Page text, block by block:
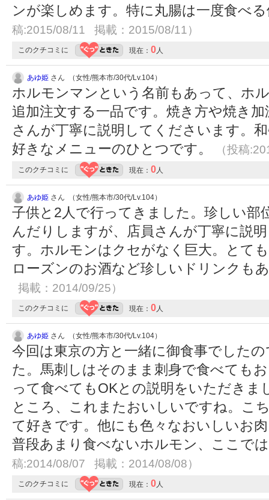
ンが楽しめます。特に丸腸は一度食べ
稿:2015/08/11 掲載：2015/08/11）
このクチコミに 現在： 0 人
あゆ姫 さん （女性/熊本市/30代/Lv.104）
ホルモンマンという名前もあって、ホ
追加注文する一品です。焼き方や焼き
さんが丁寧に説明してくださいます。
好きなメニューのひとつです。
（投稿
このクチコミに 現在： 0 人
あゆ姫 さん （女性/熊本市/30代/Lv.104）
子供と2人で行ってきました。珍しい部
んだりしますが、店員さんが丁寧に説
す。ホルモンはクセがなく巨大。とて
ローズンのお酒など珍しいドリンクも
掲載：2014/09/25）
このクチコミに 現在： 0 人
あゆ姫 さん （女性/熊本市/30代/Lv.104）
今回は東京の方と一緒に御食事でした
た。馬刺しはそのまま刺身で食べても
って食べてもOKとの説明をいただき
ところ、これまたおいしいですね。こ
て好きです。他にも色々なおいしいお
普段あまり食べないホルモン、ここで
稿:2014/08/07 掲載：2014/08/08）
このクチコミに 現在： 0 人